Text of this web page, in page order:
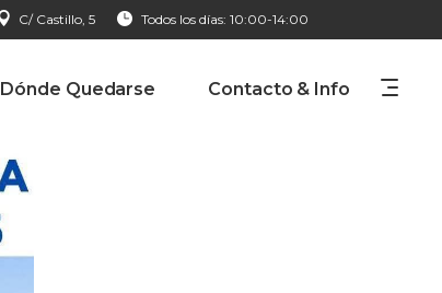
C/ Castillo, 5 Todos los días: 10:00-14:00
Dónde Quedarse Contacto & Info